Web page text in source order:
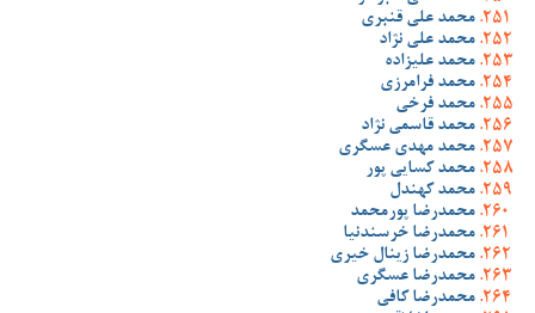
محمد علی قنبری
محمد علی نژاد
محمد علیزاده
محمد فرامرزی
محمد فرخی
محمد قاسمی نژاد
محمد مهدی عسگری
محمد کسایی پور
محمد کهندل
محمدرضا پورمحمد
محمدرضا خرسندنیا
محمدرضا زینال خیری
محمدرضا عسگری
محمدرضا کافی